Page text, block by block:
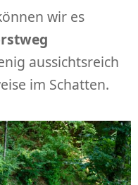
wir es
aussichtsreich
im Schatten.